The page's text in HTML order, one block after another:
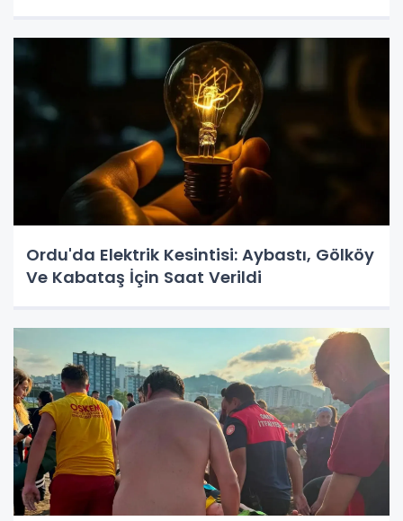
Ordu'da Elektrik Kesintisi: Aybastı, Gölköy
Ve Kabataş İçin Saat Verildi